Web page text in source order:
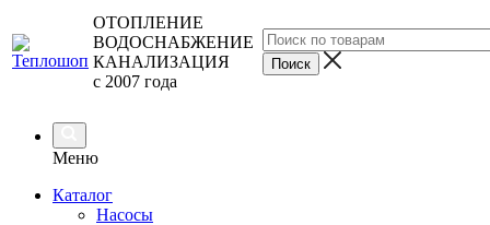
ОТОПЛЕНИЕ
ВОДОСНАБЖЕНИЕ
КАНАЛИЗАЦИЯ
с 2007 года
Меню
Каталог
Насосы